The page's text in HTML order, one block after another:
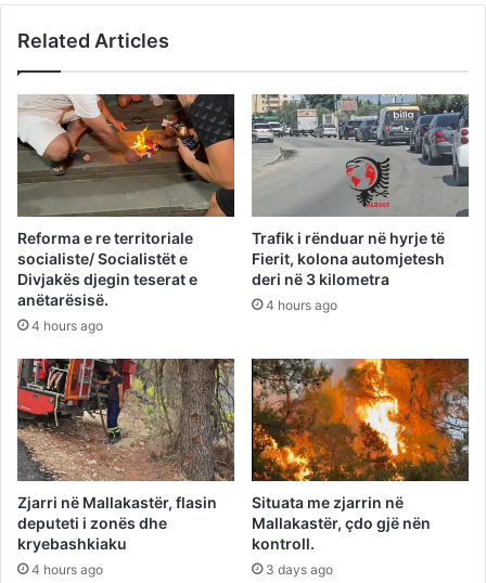
Related Articles
Reforma e re territoriale
socialiste/ Socialistët e
Divjakës djegin teserat e
anëtarësisë.
4 hours ago
Trafik i rënduar në hyrje të
Fierit, kolona automjetesh
deri në 3 kilometra
4 hours ago
Zjarri në Mallakastër, flasin
deputeti i zonës dhe
kryebashkiaku
4 hours ago
Situata me zjarrin në
Mallakastër, çdo gjë nën
kontroll.
3 days ago